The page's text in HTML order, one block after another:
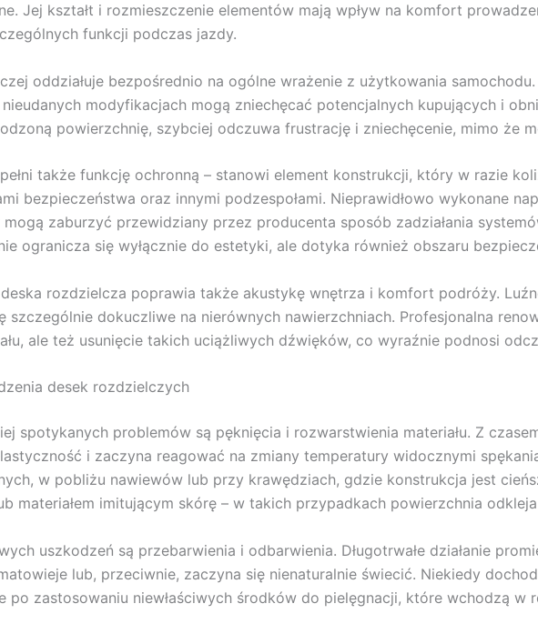
Jej kształt i rozmieszczenie elementów mają wpływ na komfort
funkcji podczas jazdy.
oddziałuje bezpośrednio na ogólne wrażenie z użytkowania
modyfikacjach mogą zniechęcać potencjalnych kupujących i
powierzchnię, szybciej odczuwa frustrację i zniechęcenie, mimo że
także funkcję ochronną – stanowi element konstrukcji, który w razie
bezpieczeństwa oraz innymi podzespołami. Nieprawidłowo wykonane
zaburzyć przewidziany przez producenta sposób zadziałania
ogranicza się wyłącznie do estetyki, ale dotyka również obszaru
rozdzielcza poprawia także akustykę wnętrza i komfort podróży.
szczególnie dokuczliwe na nierównych nawierzchniach. Profesjonalna
ale też usunięcie takich uciążliwych dźwięków, co wyraźnie podnosi
desek rozdzielczych
spotykanych problemów są pęknięcia i rozwarstwienia materiału. Z
i zaczyna reagować na zmiany temperatury widocznymi
w pobliżu nawiewów lub przy krawędziach, gdzie konstrukcja jest
materiałem imitującym skórę – w takich przypadkach powierzchnia
uszkodzeń są przebarwienia i odbarwienia. Długotrwałe działanie
lub, przeciwnie, zaczyna się nienaturalnie świecić. Niekiedy
po zastosowaniu niewłaściwych środków do pielęgnacji, które wchodzą w